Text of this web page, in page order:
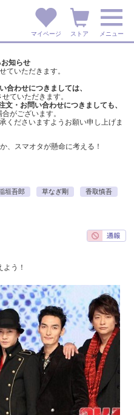
マイページ ストア メニュー
知らせ
ていただきます。
合わせにつきましては、
せていただきます。
文・ お問い合わせにつきましても、
がございます。
くださいますようお願い申し上げま
、スマオタが懸命に考える！
垣吾郎 草なぎ剛 香取慎吾
う！